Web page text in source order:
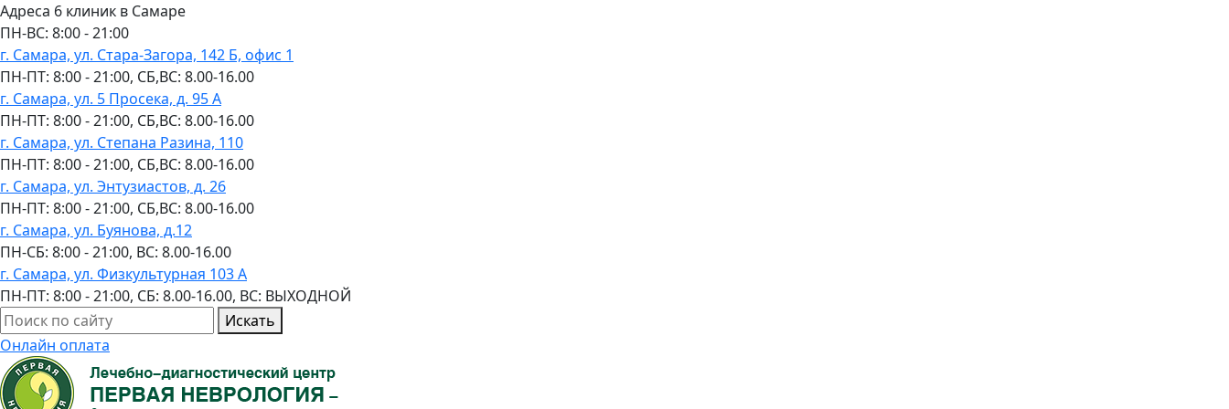
Адреса 6 клиник в Самаре
ПН-ВC: 8:00 - 21:00
г. Самара, ул. Стара-Загора, 142 Б, офис 1
ПН-ПТ: 8:00 - 21:00, СБ,ВС: 8.00-16.00
г. Самара, ул. 5 Просека, д. 95 А
ПН-ПТ: 8:00 - 21:00, СБ,ВС: 8.00-16.00
г. Самара, ул. Степана Разина, 110
ПН-ПТ: 8:00 - 21:00, СБ,ВС: 8.00-16.00
г. Самара, ул. Энтузиастов, д. 26
ПН-ПТ: 8:00 - 21:00, СБ,ВС: 8.00-16.00
г. Самара, ул. Буянова, д.12
ПН-СБ: 8:00 - 21:00, ВС: 8.00-16.00
г. Самара, ул. Физкультурная 103 А
ПН-ПТ: 8:00 - 21:00, СБ: 8.00-16.00, ВС: ВЫХОДНОЙ
Искать
Онлайн оплата